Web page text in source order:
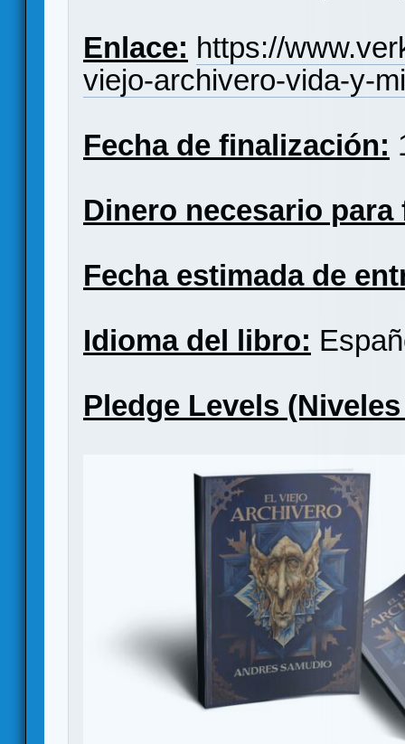
Enlace: https://
viejo-archivero-vida-y-
Fecha de finalización:
Dinero necesario
Fecha estimada de
Idioma del libro:
Pledge Levels